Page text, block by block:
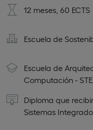
12 meses, 60 ECTS
Escuela de
Escuela de
Computación -
Diploma que
Sistemas